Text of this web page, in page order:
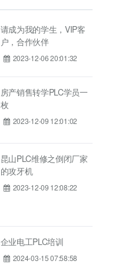
请成为我的学生，VIP客
户，合作伙伴
2023-12-06 20:01:32
房产销售转学PLC学员一
枚
2023-12-09 12:01:02
昆山PLC维修之倒闭厂家
的攻牙机
2023-12-09 12:08:22
企业电工PLC培训
2024-03-15 07:58:58